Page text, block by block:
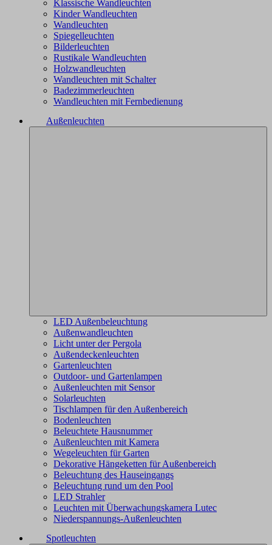
Klassische Wandleuchten
Kinder Wandleuchten
Wandleuchten
Spiegelleuchten
Bilderleuchten
Rustikale Wandleuchten
Holzwandleuchten
Wandleuchten mit Schalter
Badezimmerleuchten
Wandleuchten mit Fernbedienung
Außenleuchten
LED Außenbeleuchtung
Außenwandleuchten
Licht unter der Pergola
Außendeckenleuchten
Gartenleuchten
Outdoor- und Gartenlampen
Außenleuchten mit Sensor
Solarleuchten
Tischlampen für den Außenbereich
Bodenleuchten
Beleuchtete Hausnummer
Außenleuchten mit Kamera
Wegeleuchten für Garten
Dekorative Hängeketten für Außenbereich
Beleuchtung des Hauseingangs
Beleuchtung rund um den Pool
LED Strahler
Leuchten mit Überwachungskamera Lutec
Niederspannungs-Außenleuchten
Spotleuchten